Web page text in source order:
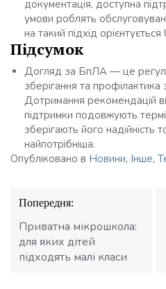
документація, доступна
умови роблять
на такий підхід
Підсумок
Догляд за БпЛА — це
зберігання та профілактика
Дотримання рекомендацій
підтримки подовжують
зберігають його надійність
найпотрібніша.
Опубліковано в Новини, Інше,
Навігація
записів
Попередня:
Приватна мікрошкола:
для яких дітей
підходять малі класи